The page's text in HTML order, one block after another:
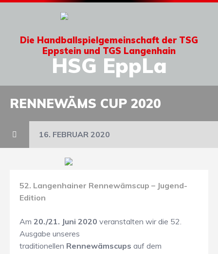
Die Handballspielgemeinschaft der TSG
Eppstein und TGS Langenhain
HSG EppLa
RENNEWÄMS CUP 2020
16. FEBRUAR 2020
52. Langenhainer Rennewämscup – Jugend-
Edition
Am 20./21. Juni 2020 veranstalten wir die 52.
Ausgabe unseres
traditionellen Rennewämscups auf dem